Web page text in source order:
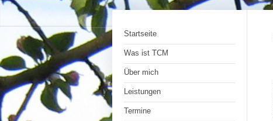
Startseite
Was ist TCM
Über mich
Leistungen
Termine